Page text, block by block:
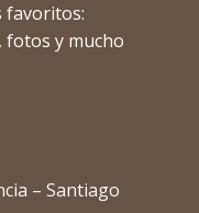
favoritos:
fotos y mucho
– Santiago